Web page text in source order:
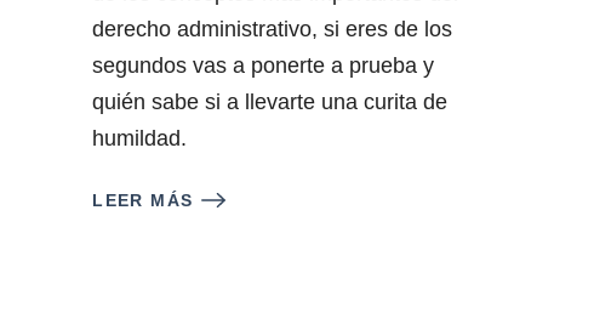
derecho administrativo, si eres de los
segundos vas a ponerte a prueba y
quién sabe si a llevarte una curita de
humildad.
LEER MÁS